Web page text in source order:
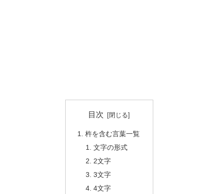
目次
杵を含む言葉一覧
文字の形式
2文字
3文字
4文字